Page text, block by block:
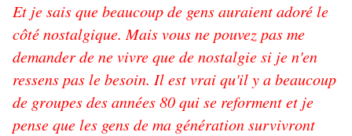
Et je sais que beaucoup de gens auraient adoré le
côté nostalgique. Mais vous ne pouvez pas me
demander de ne vivre que de nostalgie si je n'en
ressens pas le besoin. Il est vrai qu'il y a beaucoup
de groupes des années 80 qui se reforment et je
pense que les gens de ma génération survivront